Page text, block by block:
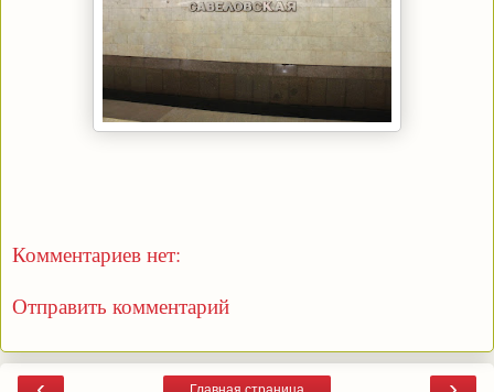
Комментариев нет:
Отправить комментарий